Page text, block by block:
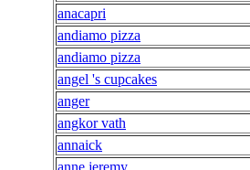
anacapri
andiamo pizza
andiamo pizza
angel 's cupcakes
anger
angkor vath
annaick
anne jeremy